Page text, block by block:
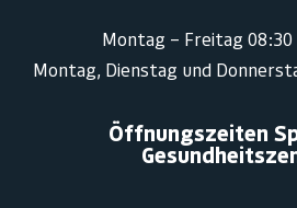
Montag – Freitag 08:30
Montag, Dienstag und
Öffnungszeiten